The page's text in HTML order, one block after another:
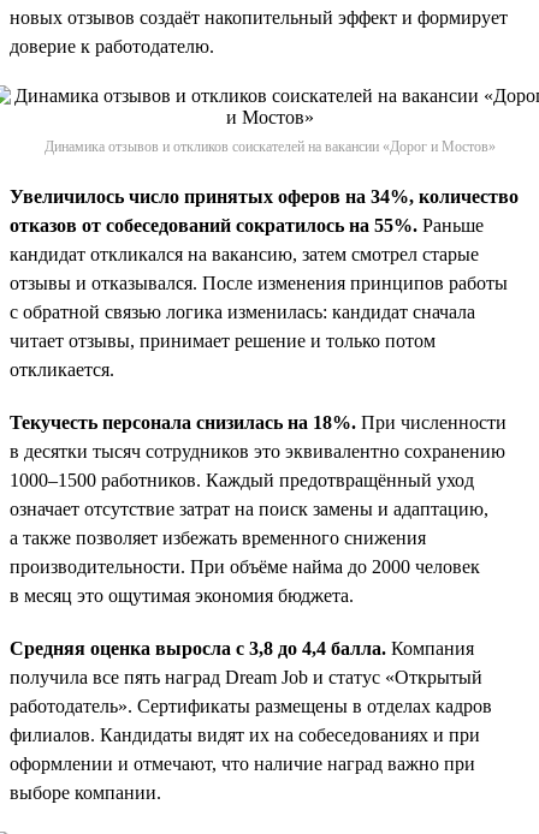
новых отзывов создаёт накопительный эффект и формирует
доверие к работодателю.
Динамика отзывов и откликов соискателей на вакансии «Дорог и Мостов»
Увеличилось число принятых оферов на 34%, количество
отказов от собеседований сократилось на 55%. Раньше
кандидат откликался на вакансию, затем смотрел старые
отзывы и отказывался. После изменения принципов работы
с обратной связью логика изменилась: кандидат сначала
читает отзывы, принимает решение и только потом
откликается.
Текучесть персонала снизилась на 18%. При численности
в десятки тысяч сотрудников это эквивалентно сохранению
1000–1500 работников. Каждый предотвращённый уход
означает отсутствие затрат на поиск замены и адаптацию,
а также позволяет избежать временного снижения
производительности. При объёме найма до 2000 человек
в месяц это ощутимая экономия бюджета.
Средняя оценка выросла с 3,8 до 4,4 балла. Компания
получила все пять наград Dream Job и статус «Открытый
работодатель». Сертификаты размещены в отделах кадров
филиалов. Кандидаты видят их на собеседованиях и при
оформлении и отмечают, что наличие наград важно при
выборе компании.